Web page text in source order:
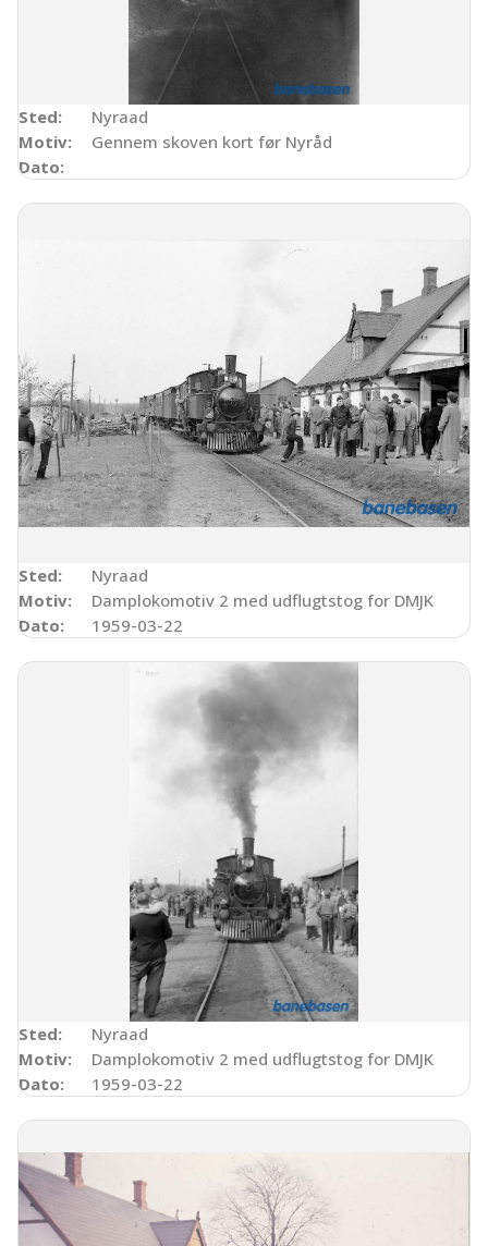
Sted:
Nyraad
Motiv:
Gennem skoven kort før Nyråd
Dato:
Sted:
Nyraad
Motiv:
Damplokomotiv 2 med udflugtstog for DMJK
Dato:
1959-03-22
Sted:
Nyraad
Motiv:
Damplokomotiv 2 med udflugtstog for DMJK
Dato:
1959-03-22